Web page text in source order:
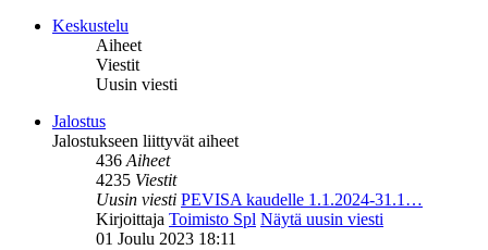
Keskustelu
Aiheet
Viestit
Uusin viesti
Jalostus
Jalostukseen liittyvät aiheet
436Aiheet
4235 Viestit
Uusin viesti PEVISA kaudelle 1.1.2024-31.1…
Kirjoittaja Toimisto Spl Näytä uusin viesti
01 Joulu 2023 18:11